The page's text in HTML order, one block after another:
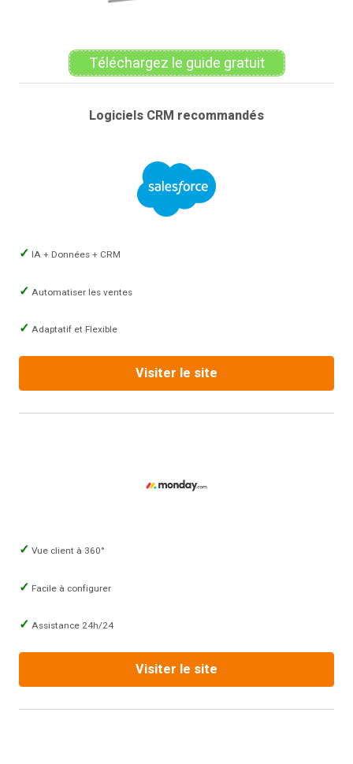
Téléchargez le guide gratuit
Logiciels CRM recommandés
IA + Données + CRM
Automatiser les ventes
Adaptatif et Flexible
Visiter le site
Vue client à 360°
Facile à configurer
Assistance 24h/24
Visiter le site